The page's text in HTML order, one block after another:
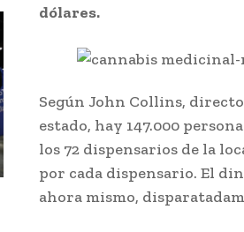
dólares.
Según John Collins,
estado, hay 147.000
los 72 dispensarios de la
por cada dispensario. El
ahora mismo,